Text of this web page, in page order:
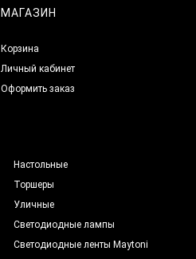
МАГАЗИН
Корзина
Личный кабинет
Оформить заказ
Настольные
Торшеры
Уличные
Светодиодные лампы
Светодиодные ленты Maytoni